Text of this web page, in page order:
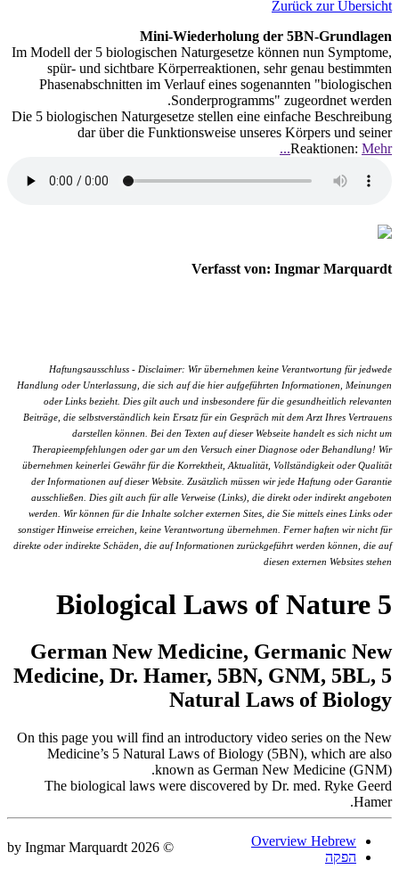
Zurück zur Übersicht
Mini-Wiederholung der 5BN-Grundlagen
Im Modell der 5 biologischen Naturgesetze können nun Symptome,
spür- und sichtbare Körperreaktionen, sehr genau bestimmten
Phasenabschnitten im Verlauf eines sogenannten "biologischen
Sonderprogramms" zugeordnet werden.
Die 5 biologischen Naturgesetze stellen eine einfache Beschreibung
dar über die Funktionsweise unseres Körpers und seiner
Reaktionen: Mehr...
Verfasst von: Ingmar Marquardt
Haftungsausschluss - Disclaimer: Wir übernehmen keine Verantwortung für jedwede
Handlung oder Unterlassung, die sich auf die hier aufgeführten Informationen, Meinungen
oder Links bezieht. Dies gilt auch und insbesondere für die gesundheitlich relevanten
Beiträge, die selbstverständlich kein Ersatz für ein Gespräch mit dem Arzt Ihres Vertrauens
darstellen können. Bei den Texten auf dieser Webseite handelt es sich nicht um
Therapieempfehlungen oder gar um den Versuch einer Diagnose oder Behandlung! Wir
übernehmen keinerlei Gewähr für die Korrektheit, Aktualität, Vollständigkeit oder Qualität
der Informationen auf dieser Website. Zusätzlich müssen wir jede Haftung oder Garantie
ausschließen. Dies gilt auch für alle Verweise (Links), die direkt oder indirekt angeboten
werden. Wir können für die Inhalte solcher externen Sites, die Sie mittels eines Links oder
sonstiger Hinweise erreichen, keine Verantwortung übernehmen. Ferner haften wir nicht für
direkte oder indirekte Schäden, die auf Informationen zurückgeführt werden können, die auf
diesen externen Websites stehen
5 Biological Laws of Nature
German New Medicine, Germanic New
Medicine, Dr. Hamer, 5BN, GNM, 5BL, 5
Natural Laws of Biology
On this page you will find an introductory video series on the New
Medicine’s 5 Natural Laws of Biology (5BN), which are also
known as German New Medicine (GNM).
The biological laws were discovered by Dr. med. Ryke Geerd
Hamer.
© 2026 by Ingmar Marquardt
Overview Hebrew
הפקה